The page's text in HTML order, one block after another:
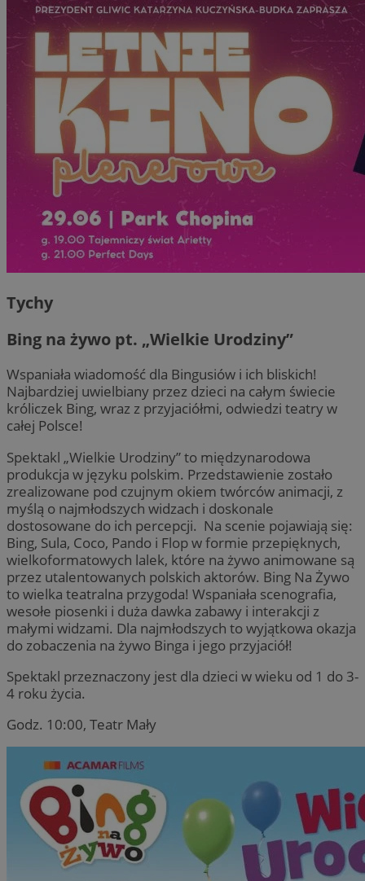
Tychy
Bing na żywo pt. „Wielkie Urodziny”
Wspaniała wiadomość dla Bingusiów i ich bliskich!
Najbardziej uwielbiany przez dzieci na całym świecie
króliczek Bing, wraz z przyjaciółmi, odwiedzi teatry w
całej Polsce!
Spektakl „Wielkie Urodziny” to międzynarodowa
produkcja w języku polskim. Przedstawienie zostało
zrealizowane pod czujnym okiem twórców animacji, z
myślą o najmłodszych widzach i doskonale
dostosowane do ich percepcji. Na scenie pojawiają się:
Bing, Sula, Coco, Pando i Flop w formie przepięknych,
wielkoformatowych lalek, które na żywo animowane są
przez utalentowanych polskich aktorów. Bing Na Żywo
to wielka teatralna przygoda! Wspaniała scenografia,
wesołe piosenki i duża dawka zabawy i interakcji z
małymi widzami. Dla najmłodszych to wyjątkowa okazja
do zobaczenia na żywo Binga i jego przyjaciół!
Spektakl przeznaczony jest dla dzieci w wieku od 1 do 3-
4 roku życia.
Godz. 10:00, Teatr Mały